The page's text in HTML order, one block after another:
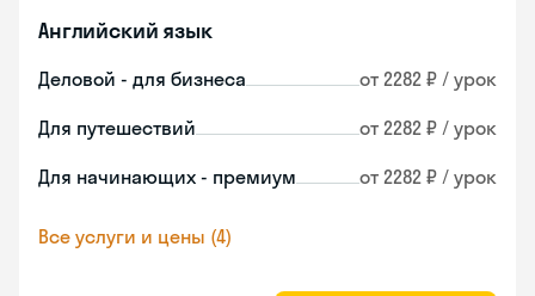
Английский язык
Деловой - для бизнеса от 2282 ₽ / урок
Для путешествий от 2282 ₽ / урок
Для начинающих - премиум от 2282 ₽ / урок
Все услуги и цены (4)